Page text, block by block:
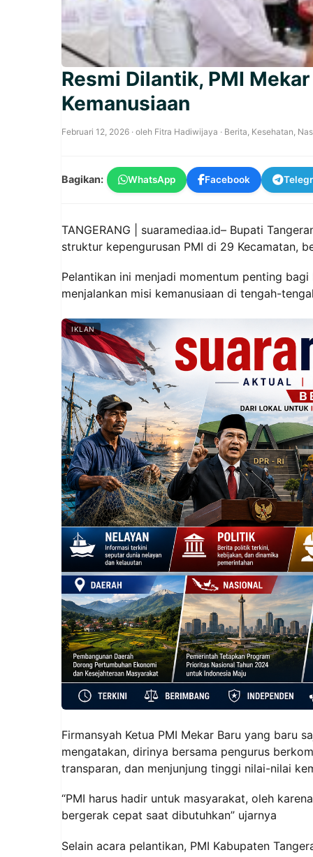
Resmi Dilantik, PMI
Kemanusiaan
Februari 12, 2026 · oleh Fitra Hadiwijaya · Berita Kesehatan
Bagikan: WhatsApp Facebook
TANGERANG | suaramediaa.id– Bupati
struktur kepengurusan PMI di 29 Kecamatan,
Pelantikan ini menjadi momentum penting
menjalankan misi kemanusiaan di tengah-
IKLAN
Firmansyah Ketua PMI Mekar Baru yang baru
mengatakan, dirinya bersama pengurus
transparan, dan menjunjung tinggi nilai-nilai
“PMI harus hadir untuk masyarakat, oleh
bergerak cepat saat dibutuhkan” ujarnya
Selain acara pelantikan, PMI Kabupaten